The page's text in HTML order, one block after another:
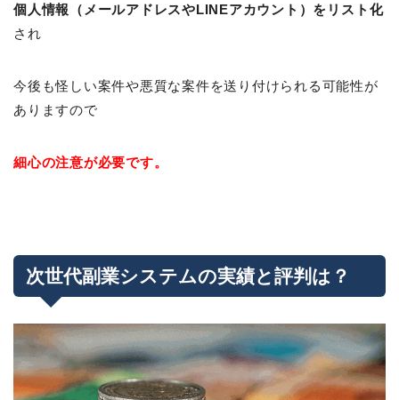
個人情報（メールアドレスやLINEアカウント）をリスト化
され
今後も怪しい案件や悪質な案件を送り付けられる可能性が
ありますので
細心の注意が必要です。
次世代副業システムの実績と評判は？